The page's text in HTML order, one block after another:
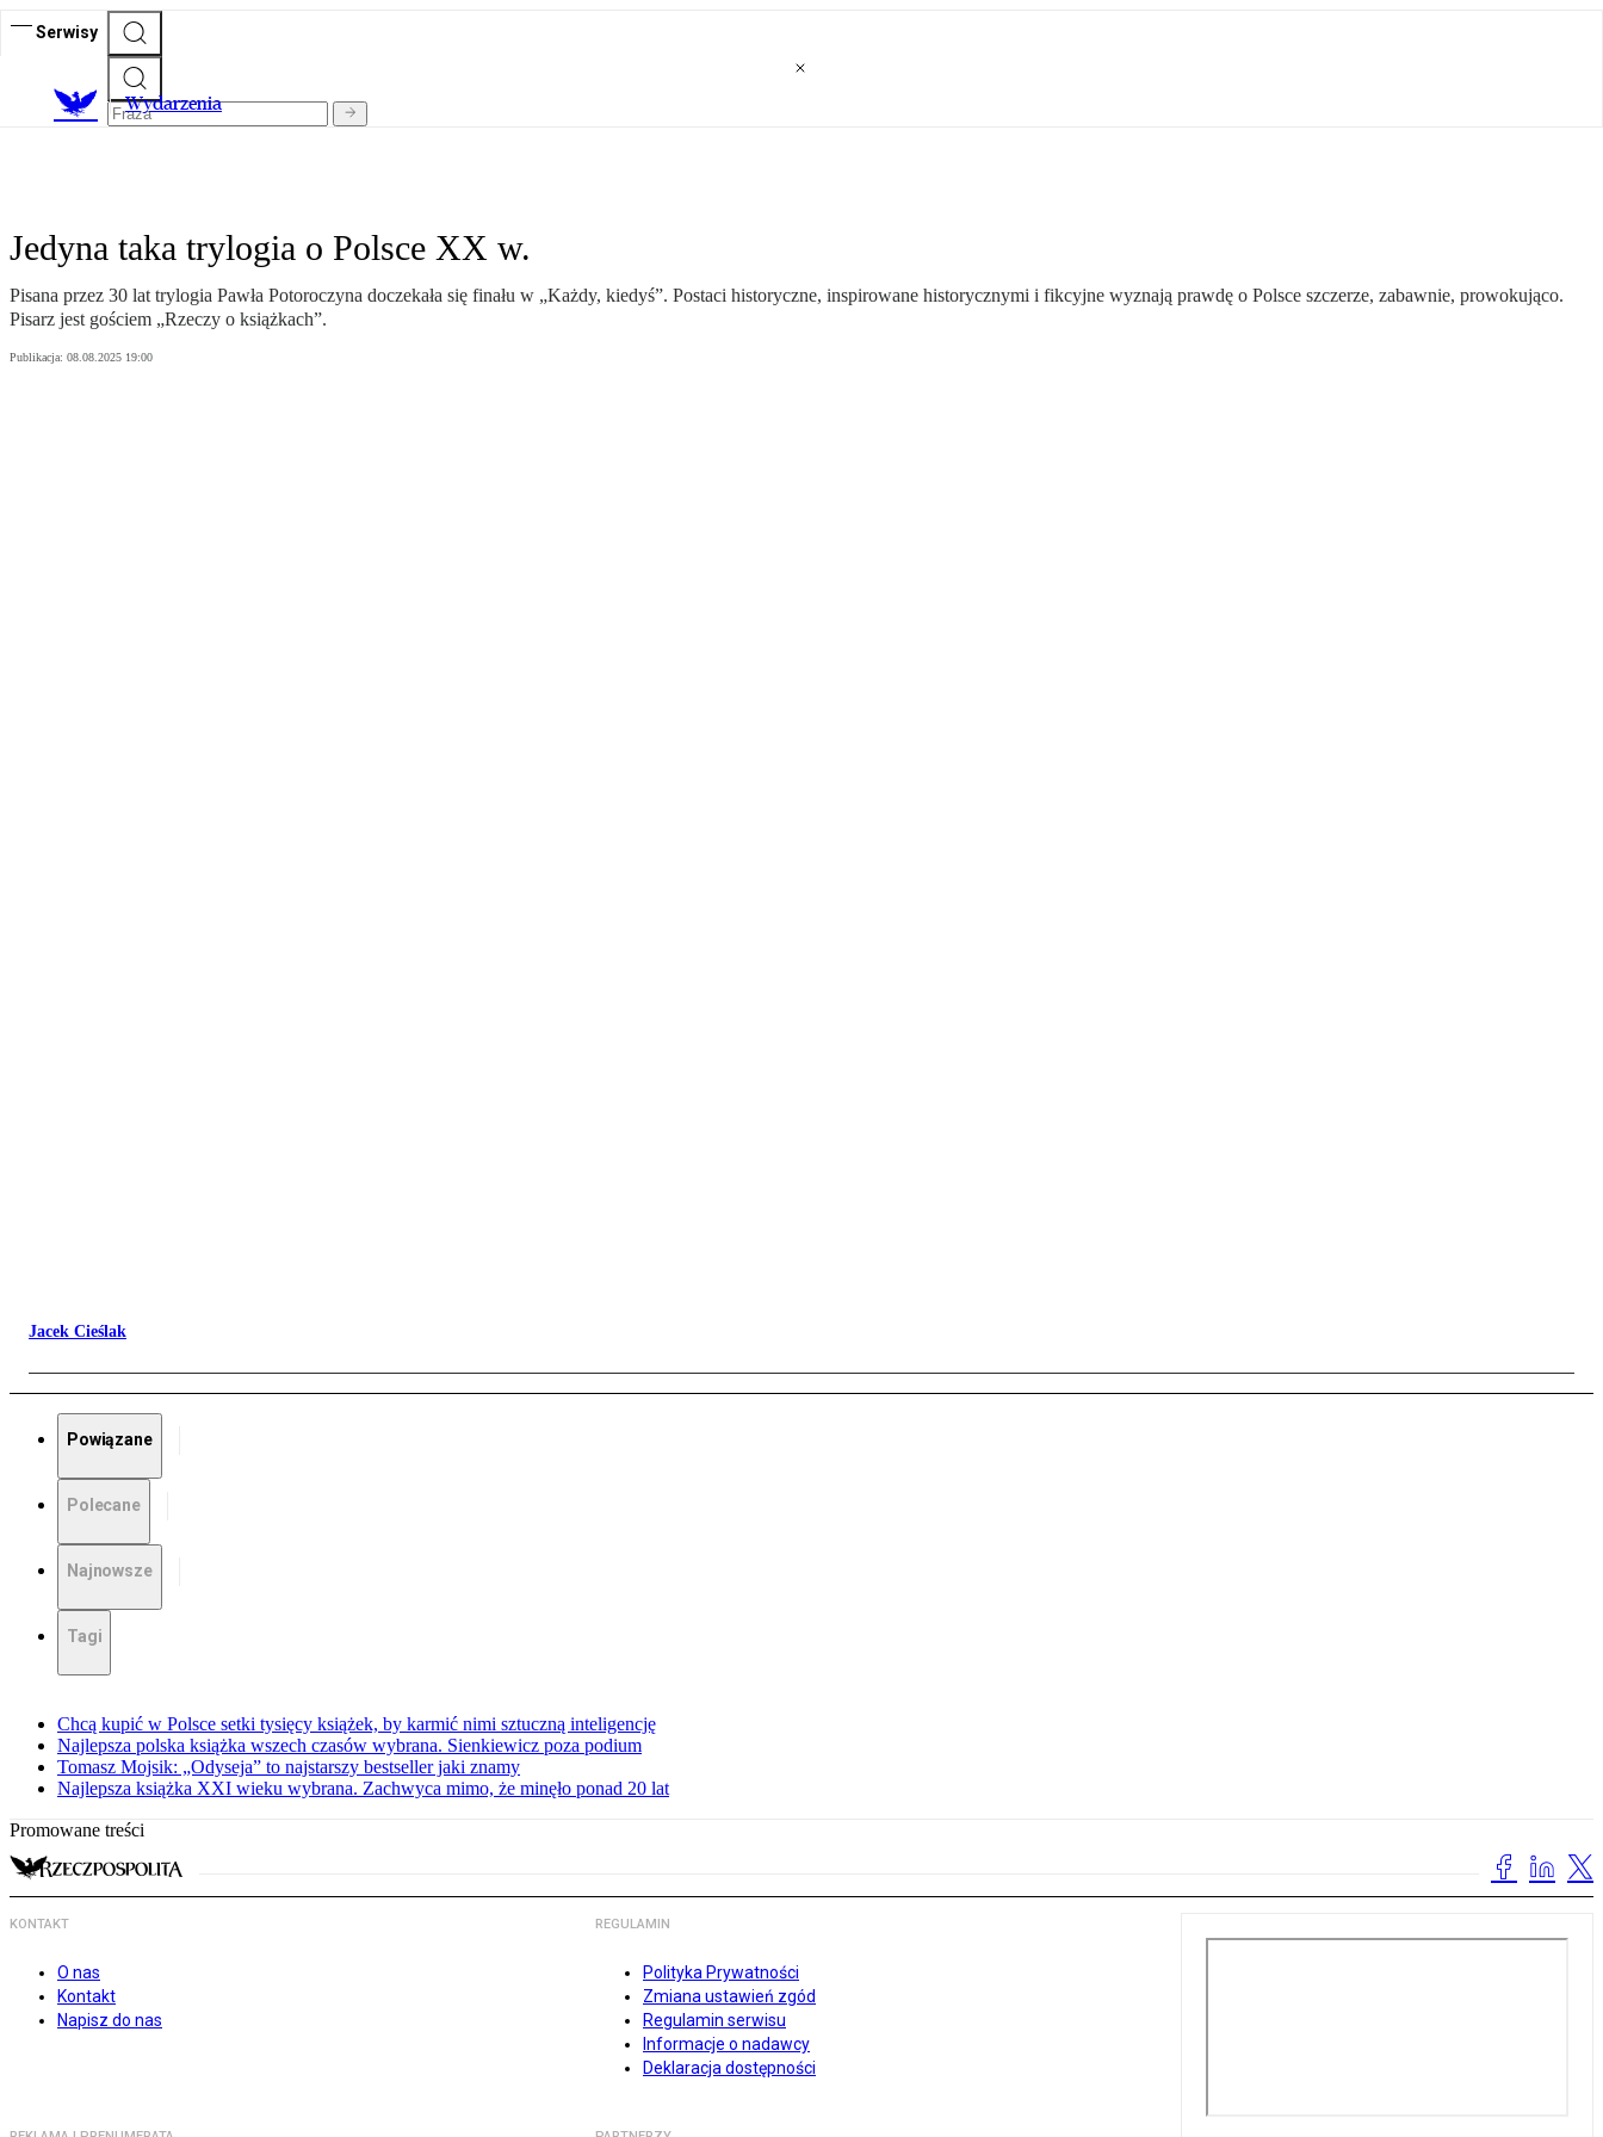
Serwisy
Wydarzenia
Jedyna taka trylogia o Polsce XX w.
Pisana przez 30 lat trylogia Pawła Potoroczyna doczekała się finału w „Każdy, kiedyś”. Postaci historyczne, inspirowane historycznymi i fikcyjne wyznają prawdę o Polsce szczerze, zabawnie, prowokująco.
Pisarz jest gościem „Rzeczy o książkach”.
Publikacja: 08.08.2025 19:00
Jacek Cieślak
Powiązane
Polecane
Najnowsze
Tagi
Chcą kupić w Polsce setki tysięcy książek, by karmić nimi sztuczną inteligencję
Najlepsza polska książka wszech czasów wybrana. Sienkiewicz poza podium
Tomasz Mojsik: „Odyseja” to najstarszy bestseller jaki znamy
Najlepsza książka XXI wieku wybrana. Zachwyca mimo, że minęło ponad 20 lat
Promowane treści
KONTAKT
O nas
Kontakt
Napisz do nas
REGULAMIN
Polityka Prywatności
Zmiana ustawień zgód
Regulamin serwisu
Informacje o nadawcy
Deklaracja dostępności